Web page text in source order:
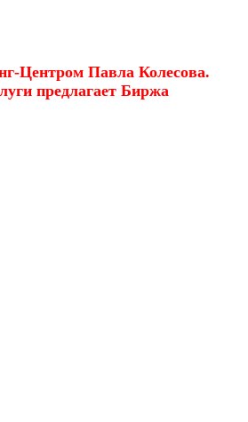
Центром Павла Колесова.
предлагает Биржа